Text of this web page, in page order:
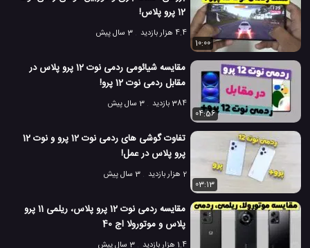
12 پرو پلاس!
4.4 هزار بازدید
3 سال پیش
10:00
مقایسه شیائومی ردمی نوت 12 پرو پلاس در
مقابل ردمی نوت 12 پرو!
384 بازدید
3 سال پیش
04:56
تفاوت گوشی های ردمی نوت 12 پرو و نوت 12
پرو پلاس در عمل!
2 هزار بازدید
3 سال پیش
03:13
مقایسه ردمی نوت 12 پرو پلاس، ریلمی 11 پرو
پلاس و موتورولا اج 40
1.4 هزار بازدید 3 سال پیش